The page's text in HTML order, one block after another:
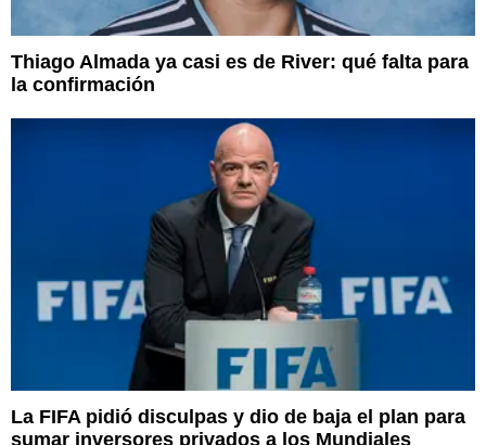
Thiago Almada ya casi es de River: qué falta para
la confirmación
La FIFA pidió disculpas y dio de baja el plan para
sumar inversores privados a los Mundiales